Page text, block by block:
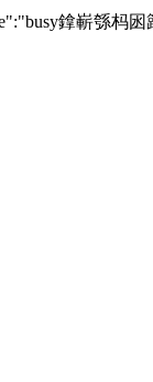
鎿嶄綔